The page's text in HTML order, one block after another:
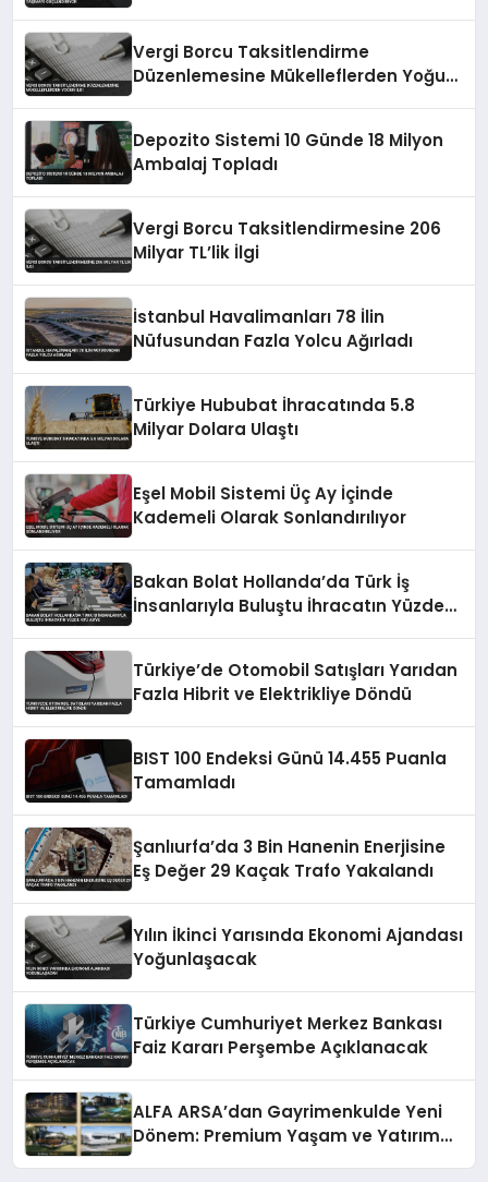
Vergi Borcu Taksitlendirme
Düzenlemesine Mükelleflerden Yoğun
Depozito Sistemi 10 Günde 18 Milyon
Ambalaj Topladı
Vergi Borcu Taksitlendirmesine 206
Milyar TL’lik İlgi
İstanbul Havalimanları 78 İlin
Nüfusundan Fazla Yolcu Ağırladı
Türkiye Hububat İhracatında 5.8
Milyar Dolara Ulaştı
Eşel Mobil Sistemi Üç Ay İçinde
Kademeli Olarak Sonlandırılıyor
Bakan Bolat Hollanda’da Türk İş
İnsanlarıyla Buluştu İhracatın Yüzde
Türkiye’de Otomobil Satışları Yarıdan
Fazla Hibrit ve Elektrikliye Döndü
BIST 100 Endeksi Günü 14.455 Puanla
Tamamladı
Şanlıurfa’da 3 Bin Hanenin Enerjisine
Eş Değer 29 Kaçak Trafo Yakalandı
Yılın İkinci Yarısında Ekonomi Ajandası
Yoğunlaşacak
Türkiye Cumhuriyet Merkez Bankası
Faiz Kararı Perşembe Açıklanacak
ALFA ARSA’dan Gayrimenkulde Yeni
Dönem: Premium Yaşam ve Yatırım